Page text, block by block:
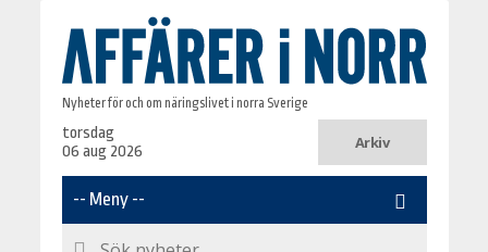
Nyheter för och om näringslivet i norra Sverige
torsdag
06 aug 2026
Arkiv